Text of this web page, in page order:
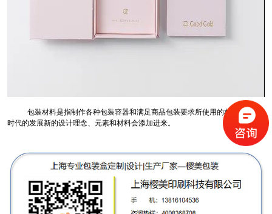
包装材料是指制作各种包装容器和满足商品包装要求所使用的材料，随着
时代的发展新的设计理念、元素和材料会添加进来。